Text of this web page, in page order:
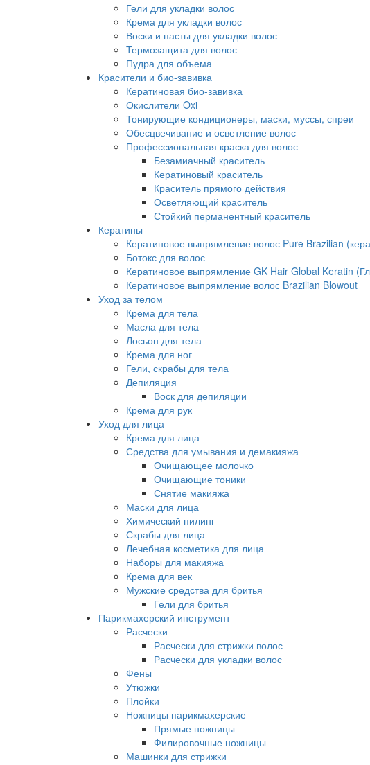
Гели для укладки волос
Крема для укладки волос
Воски и пасты для укладки волос
Термозащита для волос
Пудра для объема
Красители и био-завивка
Кератиновая био-завивка
Окислители Oxi
Тонирующие кондиционеры, маски, муссы, спреи
Обесцвечивание и осветление волос
Профессиональная краска для волос
Безамиачный краситель
Кератиновый краситель
Краситель прямого действия
Осветляющий краситель
Стойкий перманентный краситель
Кератины
Кератиновое выпрямление волос Pure Brazilian
Ботокс для волос
Кератиновое выпрямление GK Hair Global Keratin
Кератиновое выпрямление волос Brazilian Blowout
Уход за телом
Крема для тела
Масла для тела
Лосьон для тела
Крема для ног
Гели, скрабы для тела
Депиляция
Воск для депиляции
Крема для рук
Уход для лица
Крема для лица
Средства для умывания и демакияжа
Очищающее молочко
Очищающие тоники
Снятие макияжа
Маски для лица
Химический пилинг
Скрабы для лица
Лечебная косметика для лица
Наборы для макияжа
Крема для век
Мужские средства для бритья
Гели для бритья
Парикмахерский инструмент
Расчески
Расчески для стрижки волос
Расчески для укладки волос
Фены
Утюжки
Плойки
Ножницы парикмахерские
Прямые ножницы
Филировочные ножницы
Машинки для стрижки